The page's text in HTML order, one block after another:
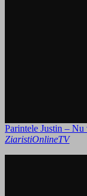
Parintele Justin –
ZiaristiOnlineTV